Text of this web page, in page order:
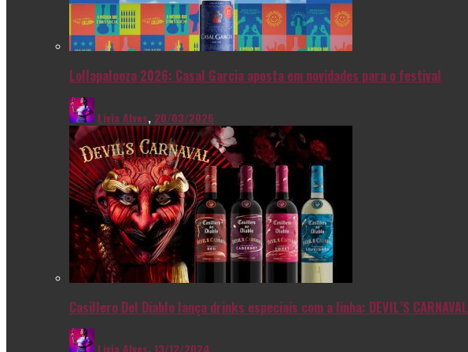
Lollapalooza 2026: Casal Garcia aposta em novidades para o festival
Livia Alves, 20/03/2026
Casillero Del Diablo lança drinks especiais com a linha: DEVIL’S CARNAVAL
Livia Alves 13/12/2024